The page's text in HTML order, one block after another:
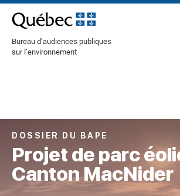
[Common.SkipToContent]
Bureau d’audiences publiques
sur l’environnement
DOSSIER DU BAPE
Projet de parc
Canton MacNider